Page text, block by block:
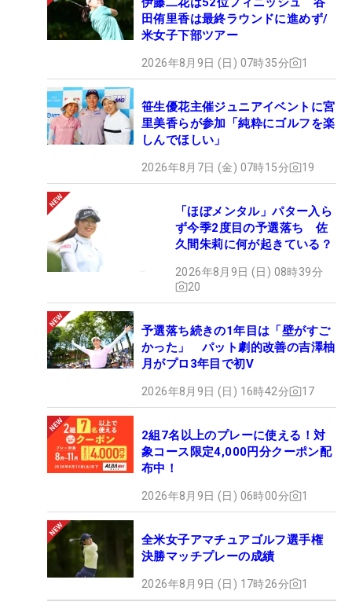
田侑里香は最終ラウンドに進めず/
米女子下部ツアー
2026年8月9日 (日) 07時35分 1
笹生優花主催ジュニアイベントに宮
里美香らが参加「純粋にゴルフを楽
しんでほしい」
2026年8月7日 (金) 07時15分 19
「ほぼメンタル」パター入ら
ず今季2度目の予選落ち 佐
久間朱莉に何が起きている？
2026年8月9日 (日) 08時39分
20
予選落ち続きの1年目は「壁がすご
かった」 パット劇的改善の吉澤柚
月がプロ3年目で初V
2026年8月9日 (日) 16時42分 17
2組7名以上のプレーに使える！対
象コース限定4,000円分クーポン配
布中！
2026年8月9日 (日) 06時00分 1
全米女子アマチュアゴルフ選手権
決勝マッチプレーの成績
2026年8月9日 (日) 17時26分 1